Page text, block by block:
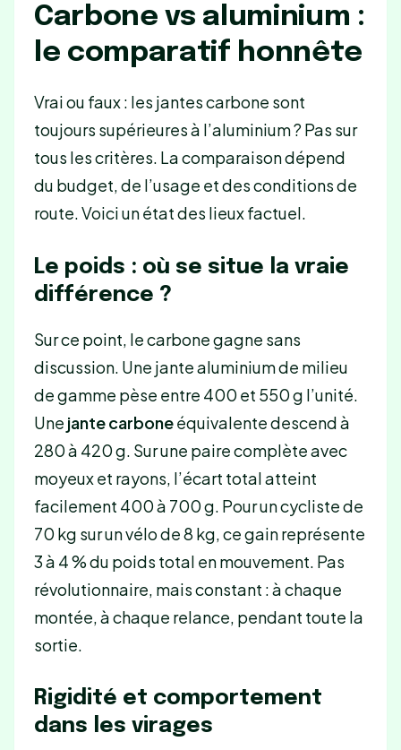
Carbone vs aluminium :
le comparatif honnête
Vrai ou faux : les jantes carbone sont
toujours supérieures à l’aluminium ? Pas sur
tous les critères. La comparaison dépend
du budget, de l’usage et des conditions de
route. Voici un état des lieux factuel.
Le poids : où se situe la vraie
différence ?
Sur ce point, le carbone gagne sans
discussion. Une jante aluminium de milieu
de gamme pèse entre 400 et 550 g l’unité.
Une jante carboneéquivalente descend à
280 à 420 g. Sur une paire complète avec
moyeux et rayons, l’écart total atteint
facilement 400 à 700 g. Pour un cycliste de
70 kg sur un vélo de 8 kg, ce gain représente
3 à 4 % du poids total en mouvement. Pas
révolutionnaire, mais constant : à chaque
montée, à chaque relance, pendant toute la
sortie.
Rigidité et comportement
dans les virages